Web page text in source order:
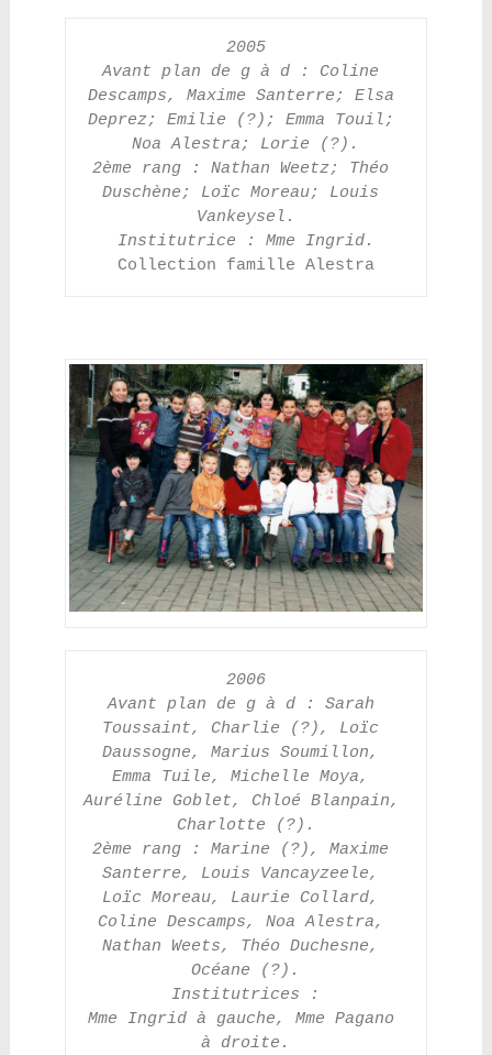
2005
Avant plan de g à d : Coline
Descamps, Maxime Santerre; Elsa
Deprez; Emilie (?); Emma Touil;
Noa Alestra; Lorie (?).
2ème rang : Nathan Weetz; Théo
Duschène; Loïc Moreau; Louis
Vankeysel.
Institutrice : Mme Ingrid.
Collection famille Alestra
2006
Avant plan de g à d : Sarah
Toussaint, Charlie (?), Loïc
Daussogne, Marius Soumillon,
Emma Tuile, Michelle Moya,
Auréline Goblet, Chloé Blanpain,
Charlotte (?).
2ème rang : Marine (?), Maxime
Santerre, Louis Vancayzeele,
Loïc Moreau, Laurie Collard,
Coline Descamps, Noa Alestra,
Nathan Weets, Théo Duchesne,
Océane (?).
Institutrices :
Mme Ingrid à gauche, Mme Pagano
à droite.